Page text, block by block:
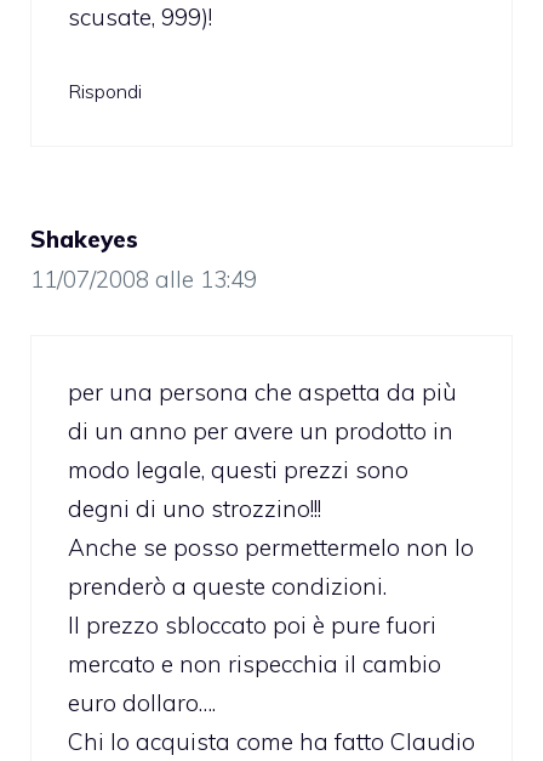
scusate, 999)!
Rispondi
Shakeyes
11/07/2008 alle 13:49
per una persona che aspetta da più
di un anno per avere un prodotto in
modo legale, questi prezzi sono
degni di uno strozzino!!!
Anche se posso permettermelo non lo
prenderò a queste condizioni.
Il prezzo sbloccato poi è pure fuori
mercato e non rispecchia il cambio
euro dollaro….
Chi lo acquista come ha fatto Claudio